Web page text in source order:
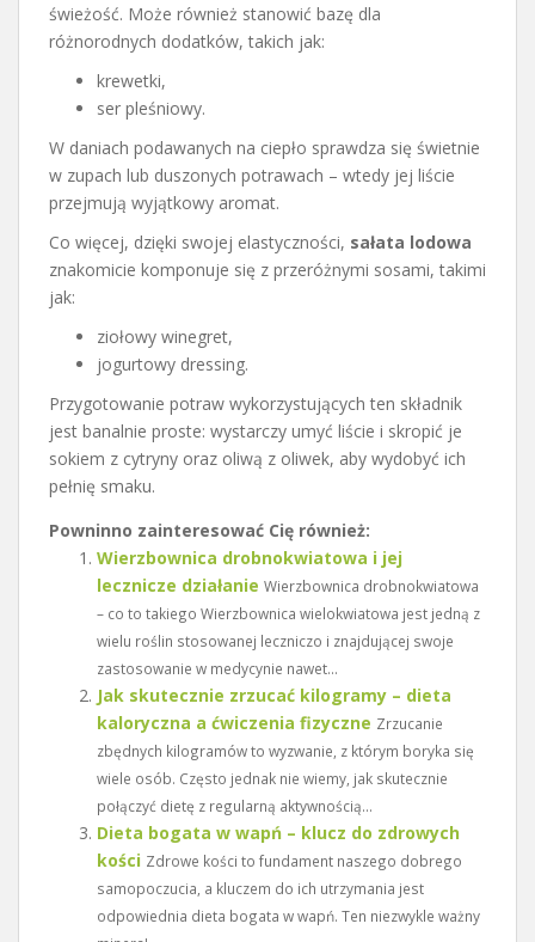
świeżość. Może również stanowić bazę dla
różnorodnych dodatków, takich jak:
krewetki,
ser pleśniowy.
W daniach podawanych na ciepło sprawdza się świetnie
w zupach lub duszonych potrawach – wtedy jej liście
przejmują wyjątkowy aromat.
Co więcej, dzięki swojej elastyczności, sałata lodowa
znakomicie komponuje się z przeróżnymi sosami, takimi
jak:
ziołowy winegret,
jogurtowy dressing.
Przygotowanie potraw wykorzystujących ten składnik
jest banalnie proste: wystarczy umyć liście i skropić je
sokiem z cytryny oraz oliwą z oliwek, aby wydobyć ich
pełnię smaku.
Powninno zainteresować Cię również:
Wierzbownica drobnokwiatowa i jej
lecznicze działanie Wierzbownica drobnokwiatowa
– co to takiego Wierzbownica wielokwiatowa jest jedną z
wielu roślin stosowanej leczniczo i znajdującej swoje
zastosowanie w medycynie nawet...
Jak skutecznie zrzucać kilogramy – dieta
kaloryczna a ćwiczenia fizyczne Zrzucanie
zbędnych kilogramów to wyzwanie, z którym boryka się
wiele osób. Często jednak nie wiemy, jak skutecznie
połączyć dietę z regularną aktywnością...
Dieta bogata w wapń – klucz do zdrowych
kości Zdrowe kości to fundament naszego dobrego
samopoczucia, a kluczem do ich utrzymania jest
odpowiednia dieta bogata w wapń. Ten niezwykle ważny